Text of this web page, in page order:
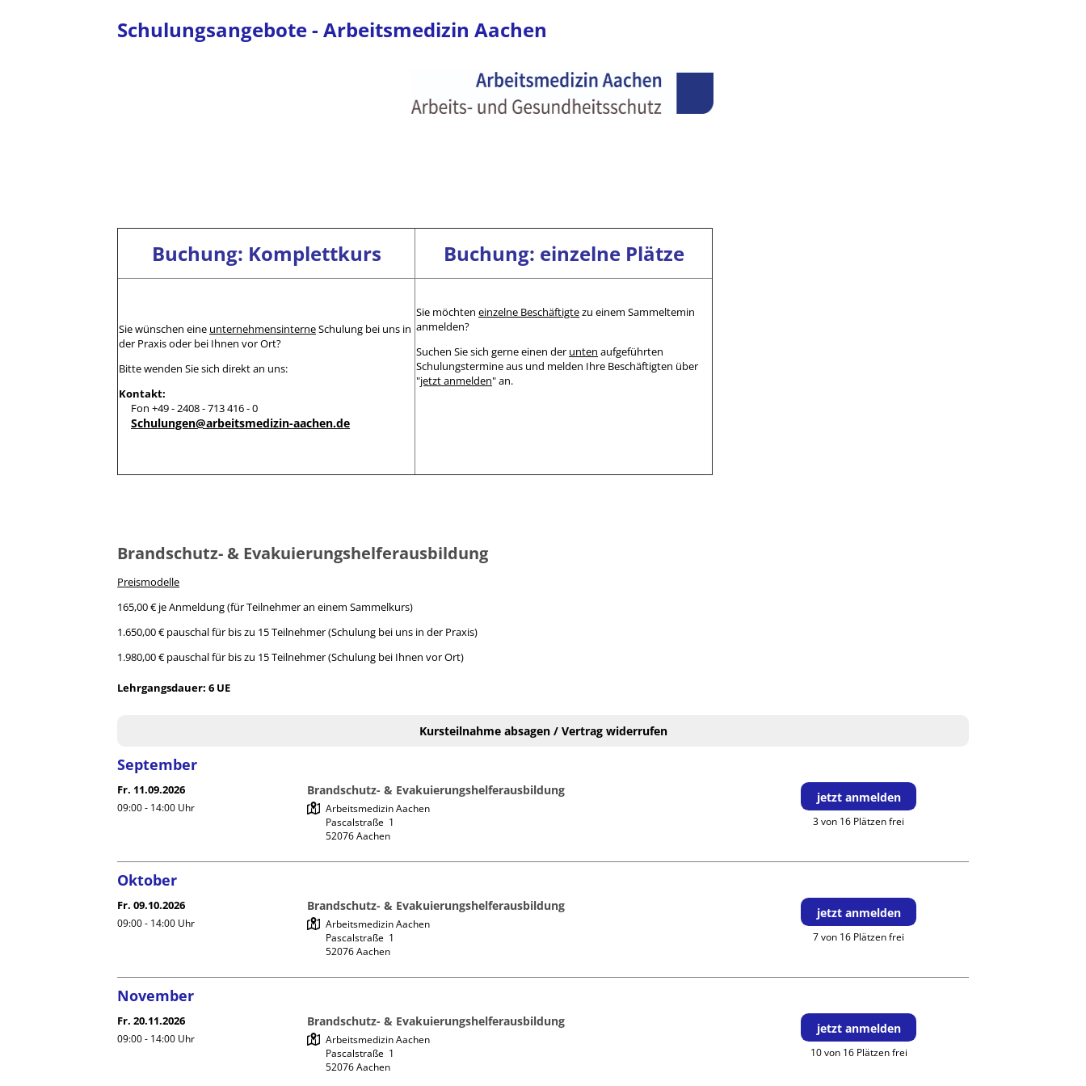
Schulungsangebote - Arbeitsmedizin Aachen
Buchung: Komplettkurs Buchung: einzelne Plätze
Sie wünschen eine unternehmensinterneSchulung bei uns in
der Praxis oder bei Ihnen vor Ort?
Bitte wenden Sie sich direkt an uns:
Kontakt:
Fon +49 - 2408 - 713 416 - 0
Schulungen@arbeitsmedizin-aachen.de
Sie möchteneinzelne Beschäftigtezu einem Sammeltemin
anmelden?
Suchen Sie sich gerne einen der unten aufgeführten
Schulungstermine aus und melden Ihre Beschäftigten über
"jetzt anmelden" an.
Brandschutz- & Evakuierungshelferausbildung
Preismodelle
165,00 € je Anmeldung (für Teilnehmer an einem Sammelkurs)
1.650,00 € pauschal für bis zu 15 Teilnehmer (Schulung bei uns in der Praxis)
1.980,00 € pauschal für bis zu 15 Teilnehmer (Schulung bei Ihnen vor Ort)
Lehrgangsdauer: 6 UE
Kursteilnahme absagen / Vertrag widerrufen
September
Fr. 11.09.2026
09:00 - 14:00 Uhr
Brandschutz- & Evakuierungshelferausbildung
Arbeitsmedizin Aachen
Pascalstraße  1
52076 Aachen
jetzt anmelden
3 von 16 Plätzen frei
Oktober
Fr. 09.10.2026
09:00 - 14:00 Uhr
Brandschutz- & Evakuierungshelferausbildung
Arbeitsmedizin Aachen
Pascalstraße  1
52076 Aachen
jetzt anmelden
7 von 16 Plätzen frei
November
Fr. 20.11.2026
09:00 - 14:00 Uhr
Brandschutz- & Evakuierungshelferausbildung
Arbeitsmedizin Aachen
Pascalstraße  1
52076 Aachen
jetzt anmelden
10 von 16 Plätzen frei